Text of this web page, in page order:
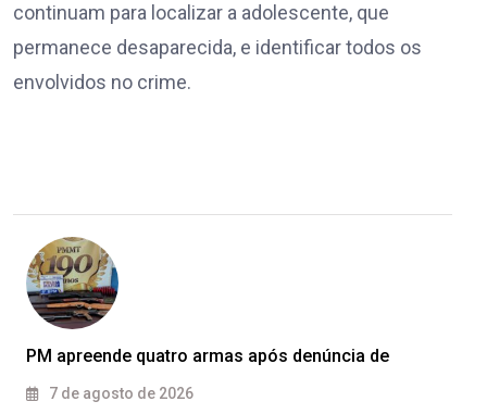
continuam para localizar a adolescente, que
permanece desaparecida, e identificar todos os
envolvidos no crime.
PM apreende quatro armas após denúncia de
7 de agosto de 2026